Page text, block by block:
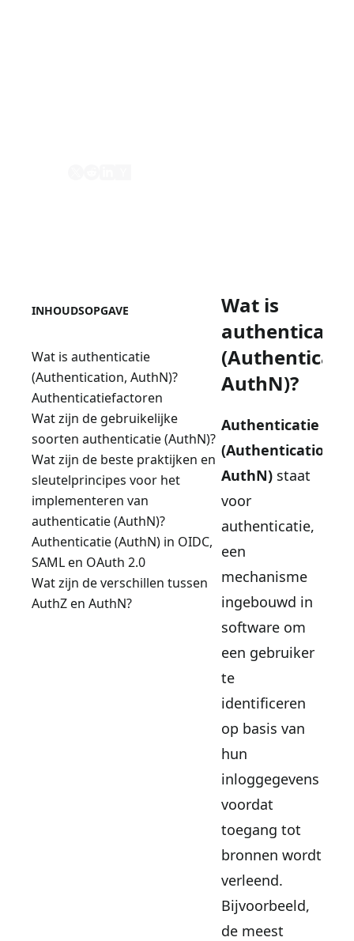
INHOUDSOPGAVE
Wat is authenticatie
(Authentication, AuthN)?
Authenticatiefactoren
Wat zijn de gebruikelijke
soorten authenticatie (AuthN)?
Wat zijn de beste praktijken en
sleutelprincipes voor het
implementeren van
authenticatie (AuthN)?
Authenticatie (AuthN) in OIDC,
SAML en OAuth 2.0
Wat zijn de verschillen tussen
AuthZ en AuthN?
Wat is
authenticatie
AuthN)?
Authenticatie
(Authentication,
AuthN) staat
voor
authenticatie,
een
mechanisme
ingebouwd in
software om
een gebruiker
te
identificeren
op basis van
hun
inloggegevens
voordat
toegang tot
bronnen wordt
verleend.
Bijvoorbeeld,
de meest